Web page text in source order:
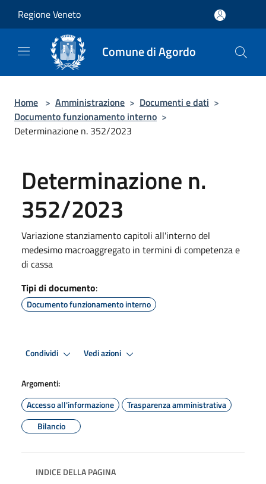
Regione Veneto
Comune di Agordo
Home > Amministrazione > Documenti e dati >
Documento funzionamento interno >
Determinazione n. 352/2023
Determinazione n.
352/2023
Variazione stanziamento capitoli all'interno del
medesimo macroaggregato in termini di competenza e
di cassa
Tipi di documento:
Documento funzionamento interno
Condividi Vedi azioni
Argomenti:
Accesso all'informazione
Trasparenza amministrativa
Bilancio
INDICE DELLA PAGINA